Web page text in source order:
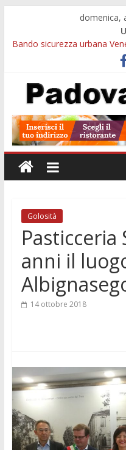
domenica,
Bando sicurezza urbana
Restauro 2026, chiuse le
nuove competenze in Veneto
Calici di Stelle
Notizie di Padova alle ore
antidroga e siccità
Notizie di Padova alle ore
Limena e progetto Cool Shop
Golosità
Pasticceria
anni il
14 ottobre 2018